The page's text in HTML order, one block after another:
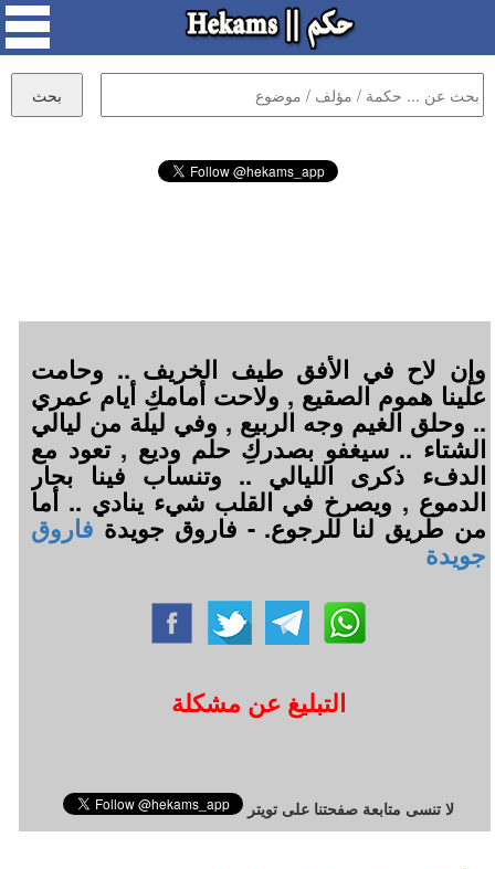
وإن لاح في الأفق طيف الخريف .. وحامت
علينا هموم الصقيع , ولاحت أمامكِ أيام عمري
.. وحلق الغيم وجه الربيع , وفي ليلة من ليالي
الشتاء .. سيغفو بصدركِ حلم وديع , تعود مع
الدفء ذكرى الليالي .. وتنساب فينا بحار
الدموع , ويصرخ في القلب شيء ينادي .. أما
من طريق لنا للرجوع. - فاروق جويدةفاروق
جويدة
التبليغ عن مشكلة
لا تنسى متابعة صفحتنا على تويتر